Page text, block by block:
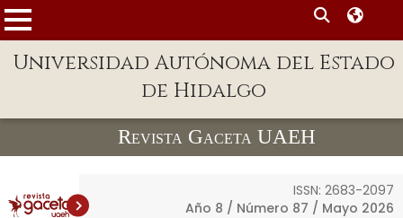
Enlaces
Patronato
Universidad Autónoma del Estado
de Hidalgo
Revista Gaceta UAEH
ISSN: 2683-2097
Año 8 / Número 87 / Mayo 2026